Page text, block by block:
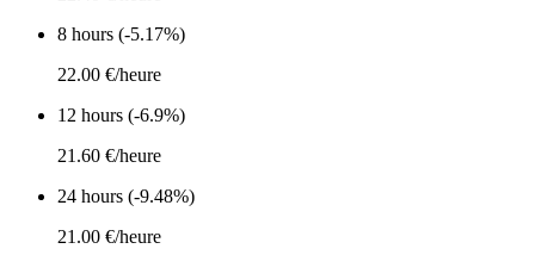
8 hours (-5.17%)
22.00 €/heure
12 hours (-6.9%)
21.60 €/heure
24 hours (-9.48%)
21.00 €/heure